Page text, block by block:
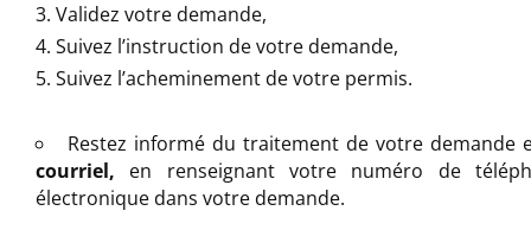
Validez votre demande,
Suivez l’instruction de votre demande,
Suivez l’acheminement de votre permis.
Restez informé du traitement de votre demande
courriel, en renseignant votre numéro de
électronique dans votre demande.